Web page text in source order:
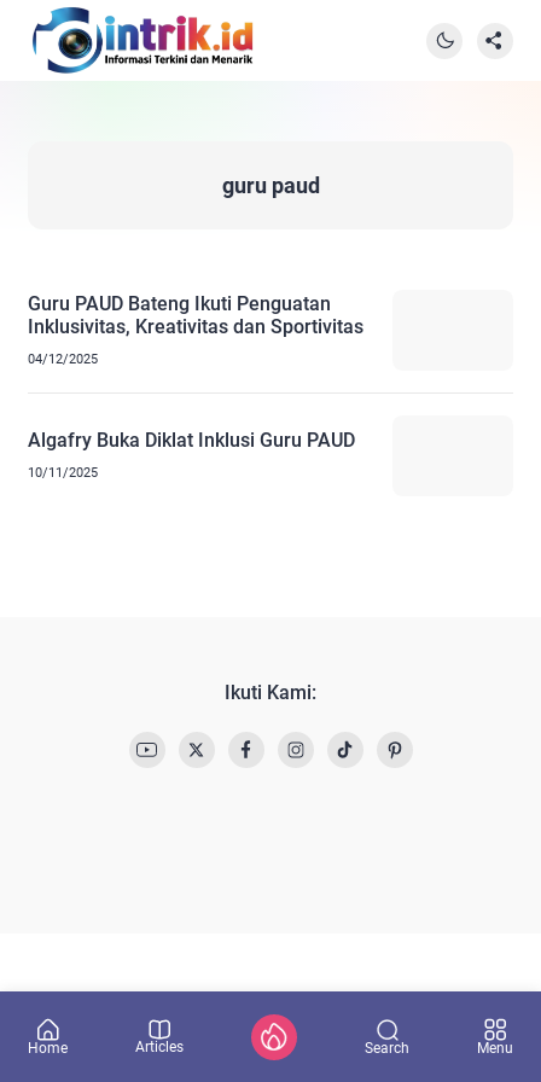
guru paud
Guru PAUD Bateng Ikuti Penguatan
Inklusivitas, Kreativitas dan Sportivitas
04/12/2025
Algafry Buka Diklat Inklusi Guru PAUD
10/11/2025
Ikuti Kami:
Home Articles Search Menu